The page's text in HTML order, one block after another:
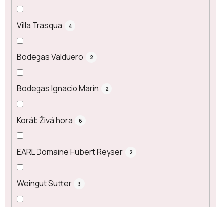
Villa Trasqua 4
Bodegas Valduero 2
Bodegas Ignacio Marín 2
Koráb Živá hora 6
EARL Domaine Hubert Reyser 2
Weingut Sutter 3